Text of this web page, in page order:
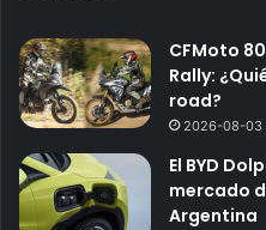
CFMoto
Rally:
road?
2026-08-03
El BYD
mercado
Argentina